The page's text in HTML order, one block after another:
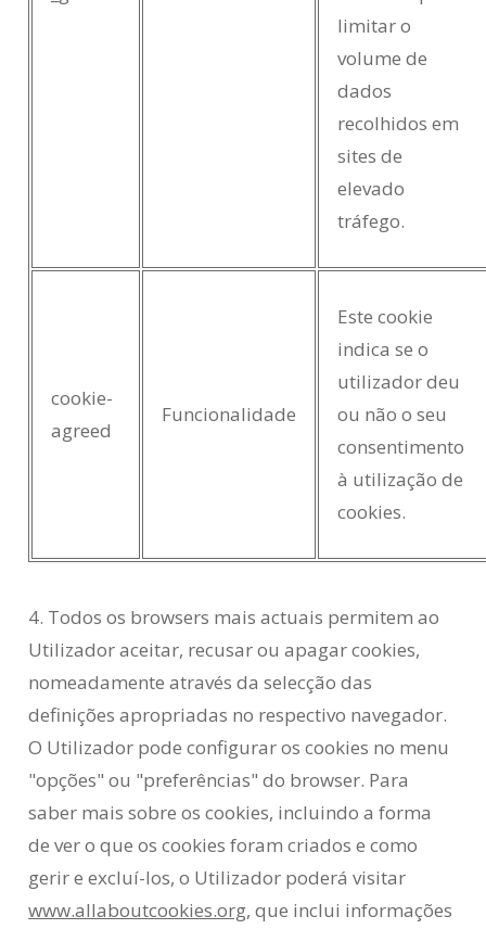
limitar o
volume de
dados
recolhidos em
sites de
elevado
tráfego.
cookie-
agreed
Funcionalidade
Este cookie
indica se o
utilizador deu
ou não o seu
consentimento
à utilização de
cookies.
4. Todos os browsers mais actuais permitem ao
Utilizador aceitar, recusar ou apagar cookies,
nomeadamente através da selecção das
definições apropriadas no respectivo navegador.
O Utilizador pode configurar os cookies no menu
"opções" ou "preferências" do browser. Para
saber mais sobre os cookies, incluindo a forma
de ver o que os cookies foram criados e como
gerir e excluí-los, o Utilizador poderá visitar
www.allaboutcookies.org, que inclui informações